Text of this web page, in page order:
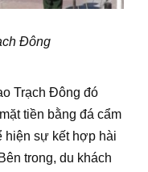
Đông
Trạch Đông đó
tiền bằng đá cẩm
hiện sự kết hợp hài
trong, du khách